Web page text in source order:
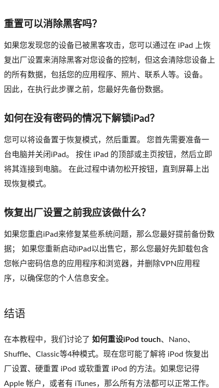
重置可以消除黑客吗？
如果您发现您的设备已被黑客攻击，您可以通过在 iPad 上恢
复出厂设置来消除黑客对您设备的控制，但这会清除您设备上
的所有数据，包括您的应用程序、照片、联系人等。设备。
因此，在执行此步骤之前，您最好先备份数据。
如何在没有密码的情况下解锁iPad？
您可以将设备置于恢复模式，然后重置。 您首先需要准备一
台电脑并关闭iPad。 按住 iPad 的顶部或主页按钮，然后立即
将其连接到电脑。 在此过程中请勿松开按钮，直到屏幕上出
现恢复模式。
恢复出厂设置之前我应该​​做什么？
如果您重启iPad来修复某些系统问题，那么您最好提前备份数
据； 如果您重新启动iPad以出售它，那么您最好先卸载包含
您帐户密码信息的应用程序和浏览器，并删除VPN应用程
序，以确保您的个人信息安全。
结语
在本教程中，我们讨论了 如何重设iPod touch、Nano、
Shuffle、Classic等4种模式。现在您可能了解将 iPod 恢复出
厂设置、硬重置 iPod 或软重置 iPod 的方法。如果您记得
Apple 帐户，或者有 iTunes，那么所有方法都可以正常工作。